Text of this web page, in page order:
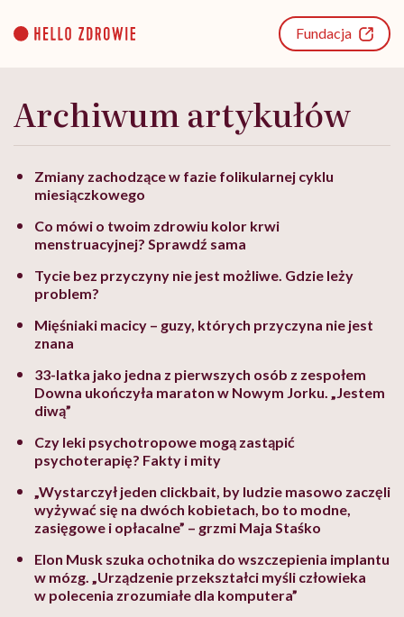
content
Fundacja
Archiwum artykułów
Zmiany zachodzące w fazie folikularnej cyklu
miesiączkowego
Co mówi o twoim zdrowiu kolor krwi
menstruacyjnej? Sprawdź sama
Tycie bez przyczyny nie jest możliwe. Gdzie leży
problem?
Mięśniaki macicy – guzy, których przyczyna nie jest
znana
33-latka jako jedna z pierwszych osób z zespołem
Downa ukończyła maraton w Nowym Jorku. „Jestem
diwą”
Czy leki psychotropowe mogą zastąpić
psychoterapię? Fakty i mity
„Wystarczył jeden clickbait, by ludzie masowo zaczęli
wyżywać się na dwóch kobietach, bo to modne,
zasięgowe i opłacalne” – grzmi Maja Staśko
Elon Musk szuka ochotnika do wszczepienia implantu
w mózg. „Urządzenie przekształci myśli człowieka
w polecenia zrozumiałe dla komputera”